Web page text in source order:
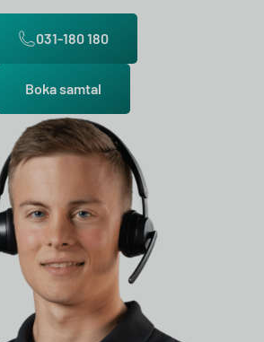
031-180 180
Boka samtal